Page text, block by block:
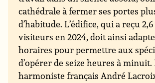
cathédrale à fermer ses portes
d’habitude. L’édifice, qui a reçu
visiteurs en 2024, doit ainsi
horaires pour permettre aux
d’opérer de seize heures à minuit.
harmoniste français André